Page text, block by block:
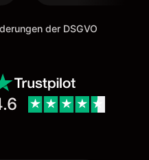
der DSGVO